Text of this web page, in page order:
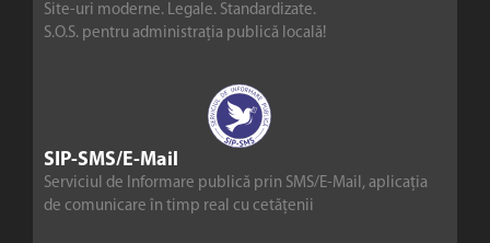
Site-uri moderne. Legale. Standardizate.
S.O.S. pentru administrația publică locală!
SIP-SMS/E-Mail
Serviciul de Informare publică prin SMS/E-Mail, aplicația
de comunicare în timp real cu cetățenii